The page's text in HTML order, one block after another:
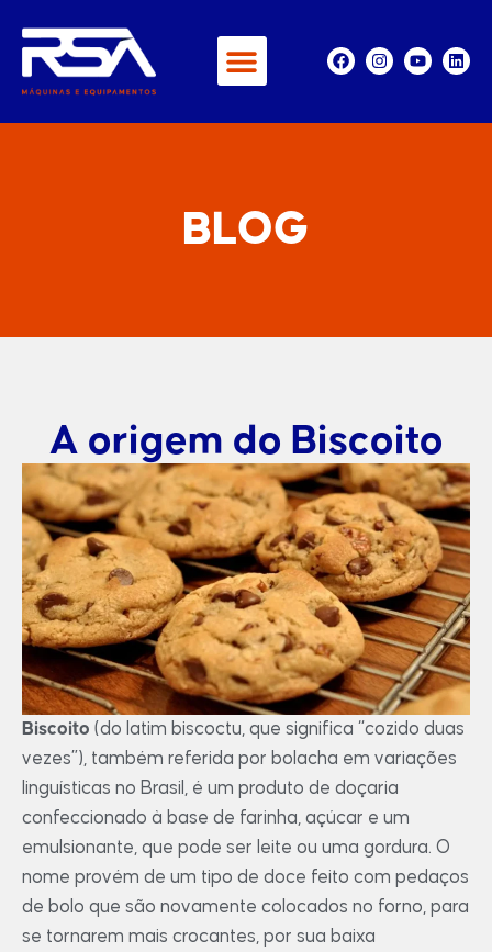
BLOG
A origem do Biscoito
Biscoito (do latim biscoctu, que significa “cozido duas
vezes”), também referida por bolacha em variações
linguísticas no Brasil, é um produto de doçaria
confeccionado à base de farinha, açúcar e um
emulsionante, que pode ser leite ou uma gordura. O
nome provém de um tipo de doce feito com pedaços
de bolo que são novamente colocados no forno, para
se tornarem mais crocantes, por sua baixa